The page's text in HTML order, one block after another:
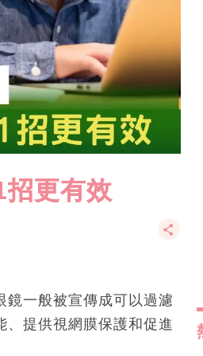
更有效
鏡一般被宣傳成可以過濾
提供視網膜保護和促進